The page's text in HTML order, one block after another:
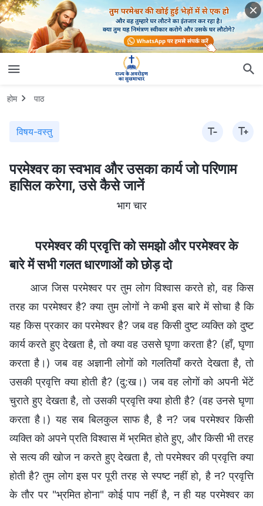
होम पाठ
विषय-वस्तु
परमेश्वर का स्वभाव और उसका कार्य जो परिणाम
हासिल करेगा, उसे कैसे जानें
भाग चार
परमेश्वर की प्रवृत्ति को समझो और परमेश्वर के
बारे में सभी गलत धारणाओं को छोड़ दो
आज जिस परमेश्वर पर तुम लोग विश्वास करते हो, वह किस
तरह का परमेश्वर है? क्या तुम लोगों ने कभी इस बारे में सोचा है कि
यह किस प्रकार का परमेश्वर है? जब वह किसी दुष्ट व्यक्ति को दुष्ट
कार्य करते हुए देखता है, तो क्या वह उससे घृणा करता है? (हाँ, घृणा
करता है।) जब वह अज्ञानी लोगों को गलतियाँ करते देखता है, तो
उसकी प्रवृत्ति क्या होती है? (दु:ख।) जब वह लोगों को अपनी भेंटें
चुराते हुए देखता है, तो उसकी प्रवृत्ति क्या होती है? (वह उनसे घृणा
करता है।) यह सब बिलकुल साफ है, है न? जब परमेश्वर किसी
व्यक्ति को अपने प्रति विश्वास में भ्रमित होते हुए, और किसी भी तरह
से सत्य की खोज न करते हुए देखता है, तो परमेश्वर की प्रवृत्ति क्या
होती है? तुम लोग इस पर पूरी तरह से स्पष्ट नहीं हो, है न? प्रवृत्ति
के तौर पर "भ्रमित होना" कोई पाप नहीं है, न ही यह परमेश्वर का